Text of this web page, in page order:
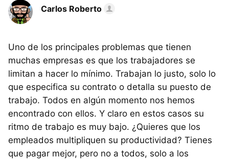
Carlos Roberto
Uno de los principales problemas que tienen
muchas empresas es que los trabajadores se
limitan a hacer lo mínimo. Trabajan lo justo, solo lo
que especifica su contrato o detalla su puesto de
trabajo. Todos en algún momento nos hemos
encontrado con ellos. Y claro en estos casos su
ritmo de trabajo es muy bajo. ¿Quieres que los
empleados multipliquen su productividad? Tienes
que pagar mejor, pero no a todos, solo a los